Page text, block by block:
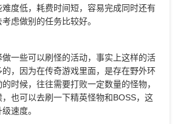
度低，耗费时间短，容易完成同时还有
虑做别的任务比较好。
一些可以刷怪的活动，事实上这样的活
，因为在传奇游戏里面，是存在野外环
时候，往往需要打败一定数量的怪物，
也可以去刷一下精英怪物和BOSS，这
速度。